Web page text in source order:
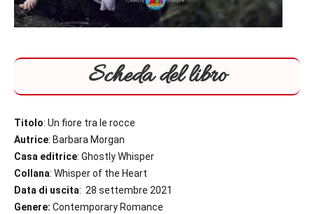
Scheda del libro
Titolo: Un fiore tra le rocce
Autrice: Barbara Morgan
Casa editrice: Ghostly Whisper
Collana: Whisper of the Heart
Data di uscita: 28 settembre 2021
Genere: Contemporary Romance